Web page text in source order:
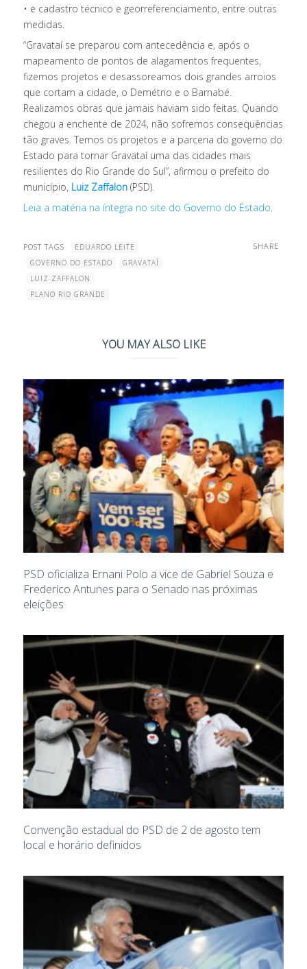
• e cadastro técnico e georreferenciamento, entre outras
medidas.
“Gravataí se preparou com antecedência e, após o
mapeamento de pontos de alagamentos frequentes,
fizemos projetos e desassoreamos dois grandes arroios
que cortam a cidade, o Demétrio e o Barnabé.
Realizamos obras que jamais haviam sido feitas. Quando
chegou a enchente de 2024, não sofremos consequências
tão graves. Temos os projetos e a parceria do governo do
Estado para tornar Gravataí uma das cidades mais
resilientes do Rio Grande do Sul”, afirmou o prefeito do
município, Luiz Zaffalon (PSD).
Leia a matéria na íntegra no site do Governo do Estado
SHARE
POST TAGS
EDUARDO LEITE
GOVERNO DO ESTADO
GRAVATAÍ
LUIZ ZAFFALON
PLANO RIO GRANDE
YOU MAY ALSO LIKE
PSD oficializa Ernani Polo a vice de Gabriel Souza e
Frederico Antunes para o Senado nas próximas
eleições
Convenção estadual do PSD de 2 de agosto tem
local e horário definidos